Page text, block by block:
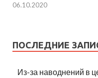
06.10.2020
ПОСЛЕДНИЕ
Из-за наводнений в